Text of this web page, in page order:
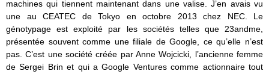
machines qui tiennent maintenant dans une valise. J’en avais vu
une au CEATEC de Tokyo en octobre 2013 chez NEC. Le
génotypage est exploité par les sociétés telles que 23andme,
présentée souvent comme une filiale de Google, ce qu’elle n’est
pas. C’est une société créée par Anne Wojcicki, l’ancienne femme
de Sergei Brin et qui a Google Ventures comme actionnaire tout